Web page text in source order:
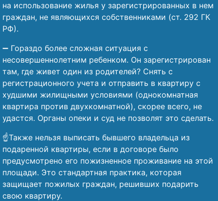
на использование жилья у зарегистрированных в нем
граждан, не являющихся собственниками (ст. 292 ГК
РФ).
➖ Гораздо более сложная ситуация с
несовершеннолетним ребенком. Он зарегистрирован
там, где живет один из родителей? Снять с
регистрационного учета и отправить в квартиру с
худшими жилищными условиями (однокомнатная
квартира против двухкомнатной), скорее всего, не
удастся. Органы опеки и суд не позволят это сделать.
☝️Также нельзя выписать бывшего владельца из
подаренной квартиры, если в договоре было
предусмотрено его пожизненное проживание на этой
площади. Это стандартная практика, которая
защищает пожилых граждан, решивших подарить
свою квартиру.